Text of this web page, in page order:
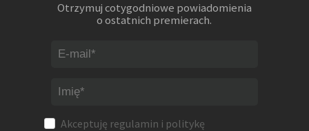
Otrzymuj cotygodniowe powiadomienia
o ostatnich premierach.
Akceptuję regulamin i politykę